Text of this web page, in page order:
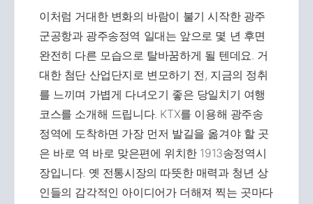
이처럼 거대한 변화의 바람이 불기 시작한 광주
군공항과 광주송정역 일대는 앞으로 몇 년 후면
완전히 다른 모습으로 탈바꿈하게 될 텐데요. 거
대한 첨단 산업단지로 변모하기 전, 지금의 정취
를 느끼며 가볍게 다녀오기 좋은 당일치기 여행
코스를 소개해 드립니다. KTX를 이용해 광주송
정역에 도착하면 가장 먼저 발길을 옮겨야 할 곳
은 바로 역 바로 맞은편에 위치한 1913송정역시
장입니다. 옛 전통시장의 따뜻한 매력과 청년 상
인들의 감각적인 아이디어가 더해져 찍는 곳마다